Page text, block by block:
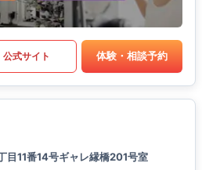
公式サイト 体験・相談予約
目11番14号ギャレ縁橋201号室